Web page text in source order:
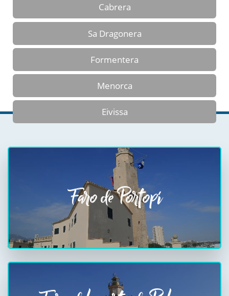
Cabrera
Sa Dragonera
Formentera
Menorca
Eivissa
Faro de Portopí